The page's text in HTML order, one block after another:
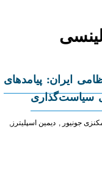
ایران: پیامدهای
سیاست‌گذاری
جونیور
دیمین اسپلیترز